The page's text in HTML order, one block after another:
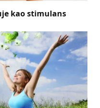
kao stimulans